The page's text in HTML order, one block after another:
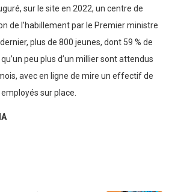
sur le site en 2022, un centre de
de l’habillement par le Premier ministre
plus de 800 jeunes, dont 59 % de
peu plus d’un millier sont attendus
avec en ligne de mire un effectif de
sur place.